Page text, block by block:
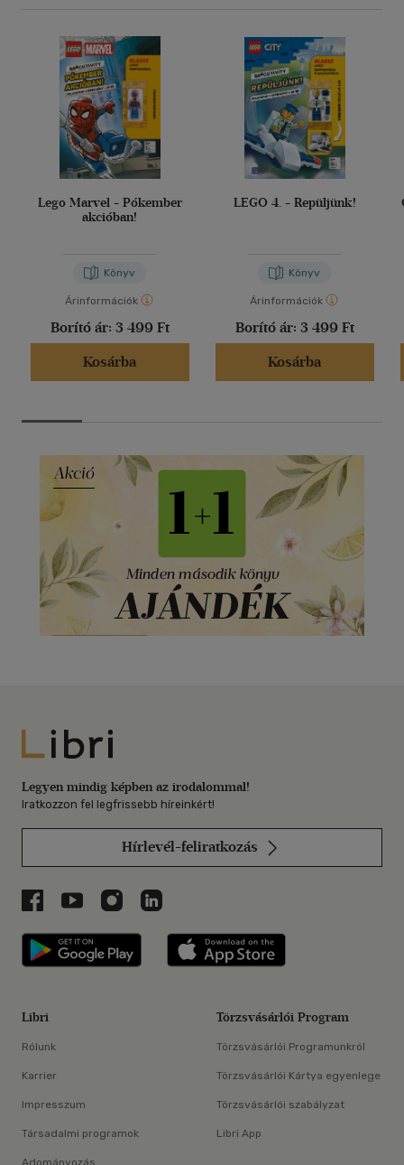
Lego Marvel - Pókember
akcióban!
Könyv
Árinformációk
Borító ár: 3 499 Ft
Kosárba
LEGO 4. - Repüljünk!
Könyv
Árinformációk
Borító ár: 3 499 Ft
Kosárba
Libri
Legyen mindig képben az irodalommal!
Iratkozzon fel legfrissebb híreinkért!
Hírlevél-feliratkozás
Libri a Facebookon
Libri a Youtube-on
Libri az Instagramon
Libri a LinkedInen
Libri applikáció Szerezd meg: Google
Libri
Rólunk
Karrier
Impresszum
Társadalmi programok
Adományozás
Törzsvásárlói Program
Törzsvásárlói Programunkról
Törzsvásárlói Kártya egyenlege
Törzsvásárlói szabályzat
Libri App